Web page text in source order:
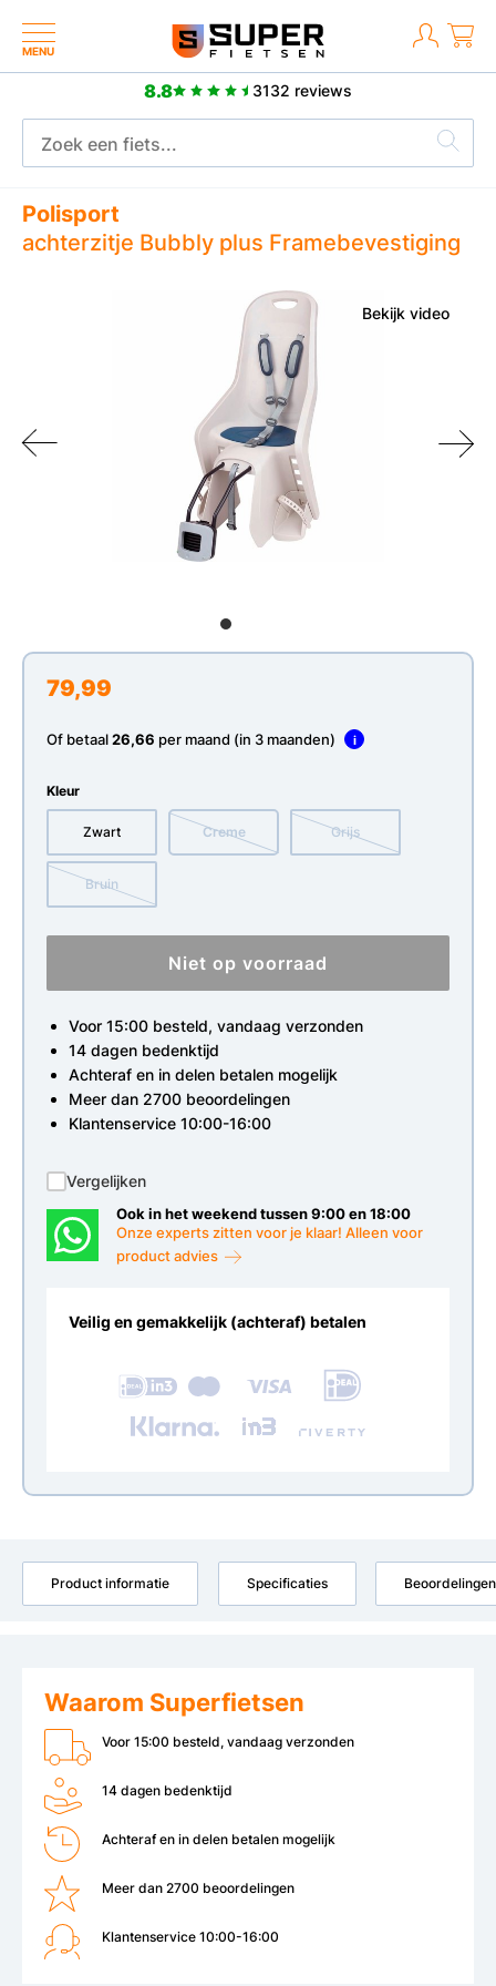
MENU
8.8 3132 reviews
2 jaar fabrieksgarantie
Polisport
achterzitje Bubbly plus Framebevestiging
Bekijk video
79,99
Of betaal26,66 per maand (in 3 maanden) i
Kleur
Zwart Creme Grijs
Bruin
Niet op voorraad
Voor 15:00 besteld, vandaag verzonden
14 dagen bedenktijd
Achteraf en in delen betalen mogelijk
Meer dan 2700 beoordelingen
Klantenservice 10:00-16:00
Vergelijken
Ook in het weekend tussen 9:00 en 18:00
Onze experts zitten voor je klaar! Alleen voor
product advies
Veilig en gemakkelijk (achteraf) betalen
Product informatie Specificaties Beoordelingen
Waarom Superfietsen
Voor 15:00 besteld, vandaag verzonden
14 dagen bedenktijd
Achteraf en in delen betalen mogelijk
Meer dan 2700 beoordelingen
Klantenservice 10:00-16:00